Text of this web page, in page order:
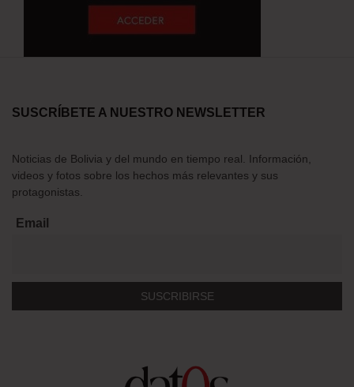
SUSCRÍBETE A NUESTRO NEWSLETTER
Noticias de Bolivia y del mundo en tiempo real. Información,
videos y fotos sobre los hechos más relevantes y sus
protagonistas.
Email